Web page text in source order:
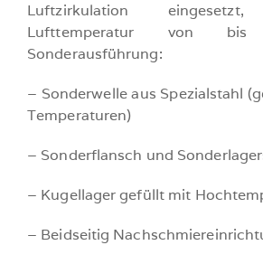
Luftzirkulation
Lufttemperatur von
Sonderausführung:
– Sonderwelle aus Spezialstahl
Temperaturen)
– Sonderflansch und
– Kugellager gefüllt mit
– Beidseitig